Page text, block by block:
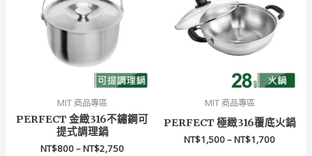
MIT 商品專區
PERFECT 金緻316不鏽鋼可
提式調理鍋
NT$800–NT$2,750
NT$800
MIT 商品專區
PERFECT 極緻316覆底火鍋
NT$1,500–NT$1,700
到